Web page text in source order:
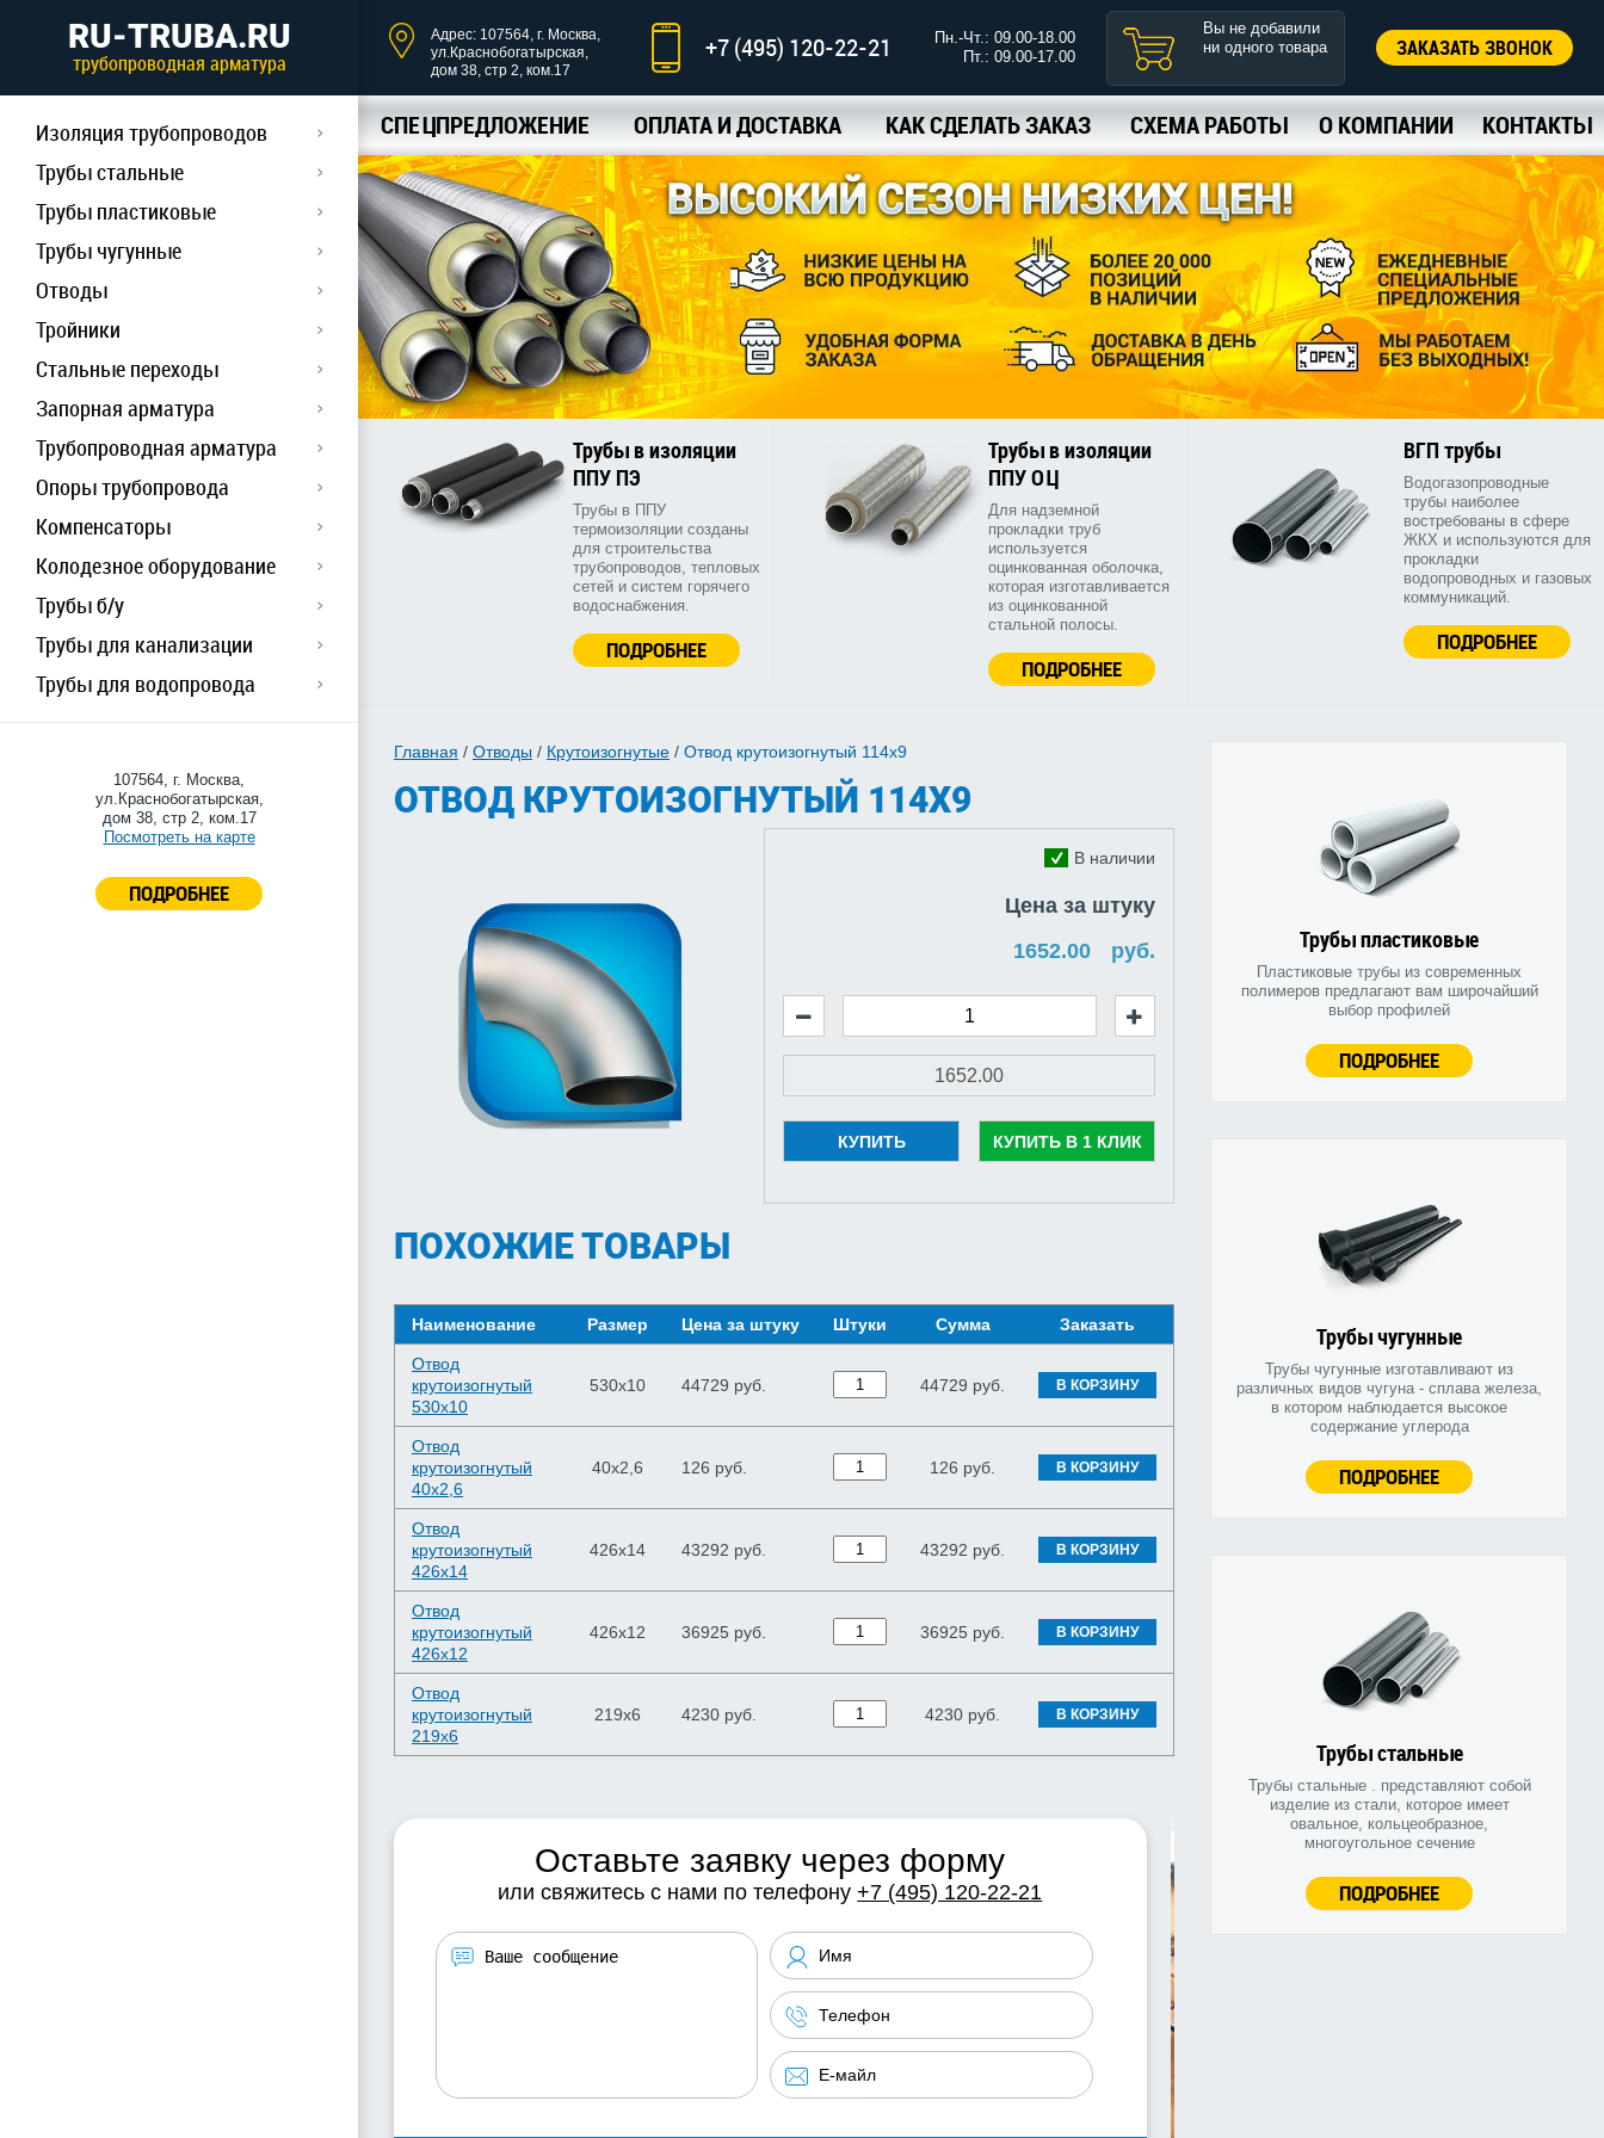
RU-TRUBA.RU
трубопроводная арматура
Изоляция трубопроводов
Трубы стальные
Трубы пластиковые
Трубы чугунные
Отводы
Тройники
Стальные переходы
Запорная арматура
Трубопроводная арматура
Опоры трубопровода
Компенсаторы
Колодезное оборудование
Трубы б/у
Трубы для канализации
Трубы для водопровода
107564, г. Москва,
ул.Краснобогатырская,
дом 38, стр 2, ком.17
Посмотреть на карте
ПОДРОБНЕЕ
Адрес: 107564, г. Москва,
ул.Краснобогатырская,
дом 38, стр 2, ком.17
+7 (495) 120-22-21
Пн.-Чт.: 09.00-18.00
Пт.: 09.00-17.00
Вы не добавили
ни одного товара
ЗАКАЗАТЬ ЗВОНОК
СПЕЦПРЕДЛОЖЕНИЕ ОПЛАТА И ДОСТАВКА КАК СДЕЛАТЬ ЗАКАЗ СХЕМА РАБОТЫ О КОМПАНИИ КОНТАКТЫ
Трубы в изоляции
ППУ ПЭ
Трубы в ППУ
термоизоляции созданы
для строительства
трубопроводов, тепловых
сетей и систем горячего
водоснабжения.
ПОДРОБНЕЕ
Трубы в изоляции
ППУ ОЦ
Для надземной
прокладки труб
используется
оцинкованная оболочка,
которая изготавливается
из оцинкованной
стальной полосы.
ПОДРОБНЕЕ
ВГП трубы
Водогазопроводные
трубы наиболее
востребованы в сфере
ЖКХ и используются для
прокладки
водопроводных и газовых
коммуникаций.
ПОДРОБНЕЕ
Трубы пластиковые
Пластиковые трубы из современных
полимеров предлагают вам широчайший
выбор профилей
ПОДРОБНЕЕ
Трубы чугунные
Трубы чугунные изготавливают из
различных видов чугуна - сплава железа,
в котором наблюдается высокое
содержание углерода
ПОДРОБНЕЕ
Трубы стальные
Трубы стальные . представляют собой
изделие из стали, которое имеет
овальное, кольцеобразное,
многоугольное сечение
ПОДРОБНЕЕ
Главная / Отводы / Крутоизогнутые / Отвод крутоизогнутый 114х9
ОТВОД КРУТОИЗОГНУТЫЙ 114Х9
В наличии
Цена за штуку
руб.
КУПИТЬ КУПИТЬ В 1 КЛИК
ПОХОЖИЕ ТОВАРЫ
Наименование Размер Цена за штуку Штуки Сумма Заказать
Отвод
крутоизогнутый
530х10
530х10 44729 руб. 44729 руб. В КОРЗИНУ
Отвод
крутоизогнутый
40х2,6
40х2,6 126 руб. 126 руб. В КОРЗИНУ
Отвод
крутоизогнутый
426х14
426х14 43292 руб. 43292 руб. В КОРЗИНУ
Отвод
крутоизогнутый
426х12
426х12 36925 руб. 36925 руб. В КОРЗИНУ
Отвод
крутоизогнутый
219х6
219х6 4230 руб. 4230 руб. В КОРЗИНУ
Оставьте заявку через форму
или свяжитесь с нами по телефону+7 (495) 120-22-21